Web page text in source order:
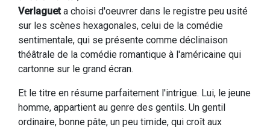
Verlagueta choisi d'oeuvrer dans le registre peu usité
sur les scènes hexagonales, celui de la comédie
sentimentale, qui se présente comme déclinaison
théâtrale de la comédie romantique à l'américaine qui
cartonne sur le grand écran.
Et le titre en résume parfaitement l'intrigue. Lui, le jeune
homme, appartient au genre des gentils. Un gentil
ordinaire, bonne pâte, un peu timide, qui croît aux